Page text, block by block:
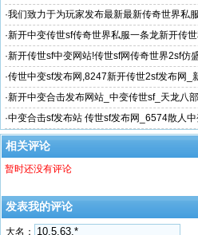
单
·我们致力于为玩家发布最新最新传奇世界私
·新开中变传世sf传奇世界私服一条龙新开传
·新开传世sf中变网站!传世sf网传奇世界2sf仿
私服刷
·传世中变sf发布网,8247新开传世2sf发布网_
sf发布网 新开
·新开中变合击发布网站_中变传世sf_天龙八
站
·中变合击sf发布站 传世sf发布网_6574散人
相关评论
暂时还没有评论
发表我的评论
大名：